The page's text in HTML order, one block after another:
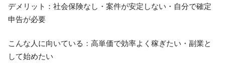
デメリット：社会保険なし・案件が安定しない・自分で確定
申告が必要
こんな人に向いている：高単価で効率よく稼ぎたい・副業と
して始めたい